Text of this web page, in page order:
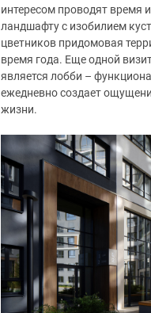
интересом проводят время
ландшафту с изобилием
цветников придомовая
время года. Еще одной
является лобби –
ежедневно создает
жизни.